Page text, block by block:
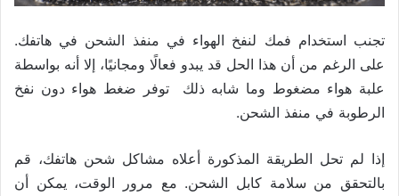
تجنب استخدام فمك لنفخ الهواء في منفذ الشحن في هاتفك.
على الرغم من أن هذا الحل قد يبدو فعالًا ومجانيًا، إلا أنه بواسطة
علبة هواء مضغوط وما شابه ذلك توفر ضغط هواء دون نفخ
الرطوبة في منفذ الشحن.
إذا لم تحل الطريقة المذكورة أعلاه مشاكل شحن هاتفك، قم
بالتحقق من سلامة كابل الشحن. مع مرور الوقت، يمكن أن